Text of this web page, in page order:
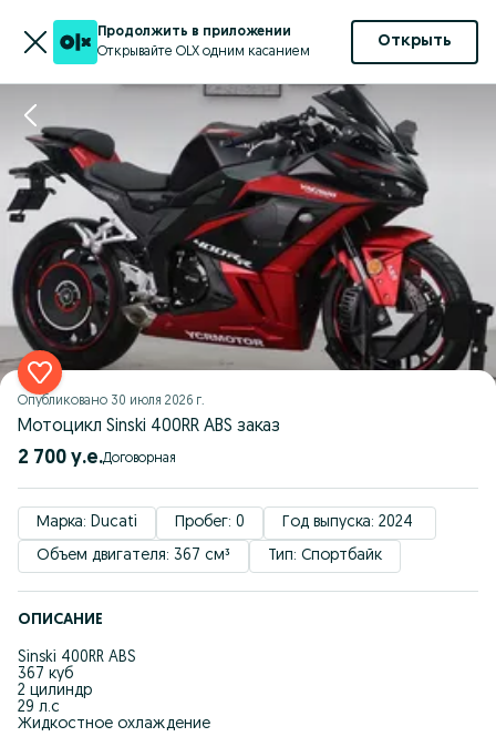
Продолжить в приложении
Открывайте OLX одним касанием
Открыть
Опубликовано 30 июля 2026 г.
Мотоцикл Sinski 400RR ABS заказ
2 700 у.е. Договорная
Марка: Ducati Пробег: 0
Год выпуска: 2024
Объем двигателя: 367 см³
Тип: Спортбайк
ОПИСАНИЕ
Sinski 400RR ABS
367 куб
2 цилиндр
29 л.с
Жидкостное охлаждение